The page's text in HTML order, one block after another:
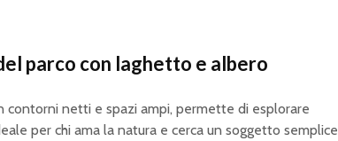
parco con laghetto e albero
contorni netti e spazi ampi, permette di esplorare
per chi ama la natura e cerca un soggetto semplice